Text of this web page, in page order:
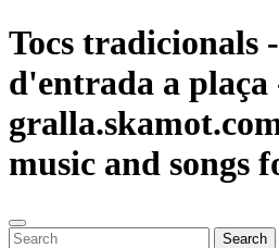
Tocs tradicionals
d'entrada a plaça
music and songs
Search